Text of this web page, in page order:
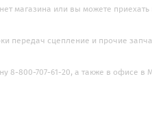
магазина или вы можете
передач сцепление и прочие
8-800-707-61-20, а также в офисе в